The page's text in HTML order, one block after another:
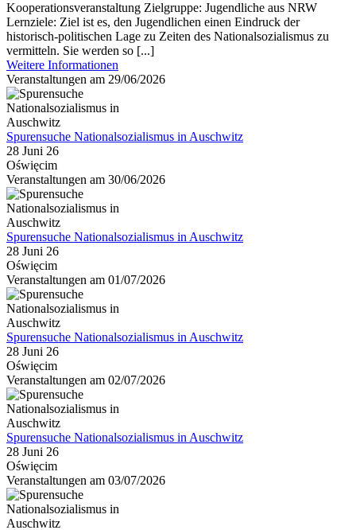
Kooperationsveranstaltung Zielgruppe: Jugendliche aus NRW
Lernziele: Ziel ist es, den Jugendlichen einen Eindruck der
historisch-politischen Lage zu Zeiten des Nationalsozialismus zu
vermitteln. Sie werden so [...]
Weitere Informationen
Veranstaltungen am 29/06/2026
Spurensuche Nationalsozialismus in Auschwitz
28 Juni 26
Oświęcim
Veranstaltungen am 30/06/2026
Spurensuche Nationalsozialismus in Auschwitz
28 Juni 26
Oświęcim
Veranstaltungen am 01/07/2026
Spurensuche Nationalsozialismus in Auschwitz
28 Juni 26
Oświęcim
Veranstaltungen am 02/07/2026
Spurensuche Nationalsozialismus in Auschwitz
28 Juni 26
Oświęcim
Veranstaltungen am 03/07/2026